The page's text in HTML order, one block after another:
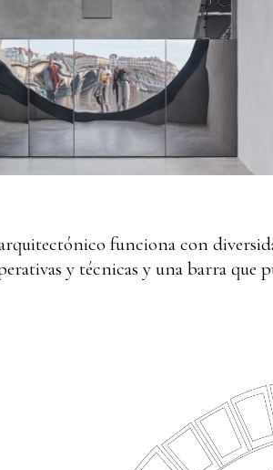
funciona con
y técnicas y una barra que